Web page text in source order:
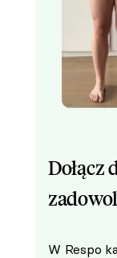
Dołącz
W Respo